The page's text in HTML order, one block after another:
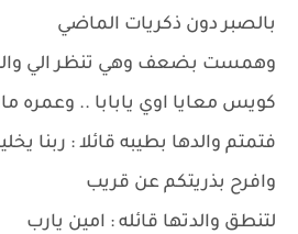
بالصبر دون ذكريات الماضي
وهمست بضعف وهي تنظر الي
كويس معايا اوي يابابا .. وعمره
فتمتم والدها بطيبه قائلا : ربنا
وافرح بذريتكم عن قريب
لتنطق والدتها قائله : امين يارب